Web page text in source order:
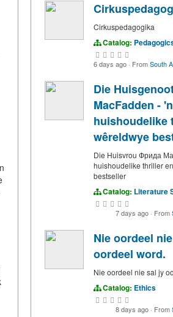
Cirkuspedagogika
Catalog:
6 days ago · FromSouth
Die
MacFadden - 'n
huishoudelike
wêreldwye
Die Huisvrou Фрида
huishoudelike thriller
bestseller
Catalog: Literature
7 days ago · From
Nie oordeel
oordeel word.
Nie oordeel nie sal jy
Catalog: Ethics
8 days ago · From